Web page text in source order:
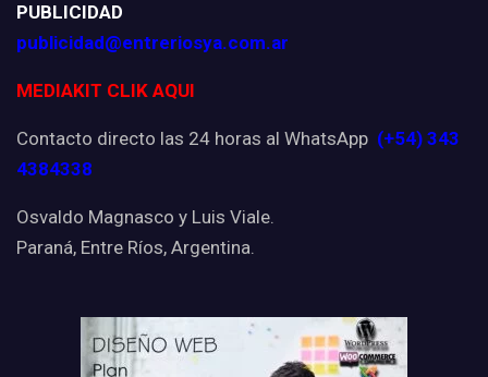
PUBLICIDAD
publicidad@entreriosya.com.ar
MEDIAKIT CLIK AQUI
Contacto directo las 24 horas al WhatsApp (+54) 343
4384338
Osvaldo Magnasco y Luis Viale.
Paraná, Entre Ríos, Argentina.